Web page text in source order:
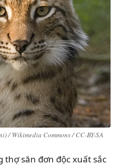
/ Wikimedia Commons / CC-BY-SA
thợ săn đơn độc xuất sắc